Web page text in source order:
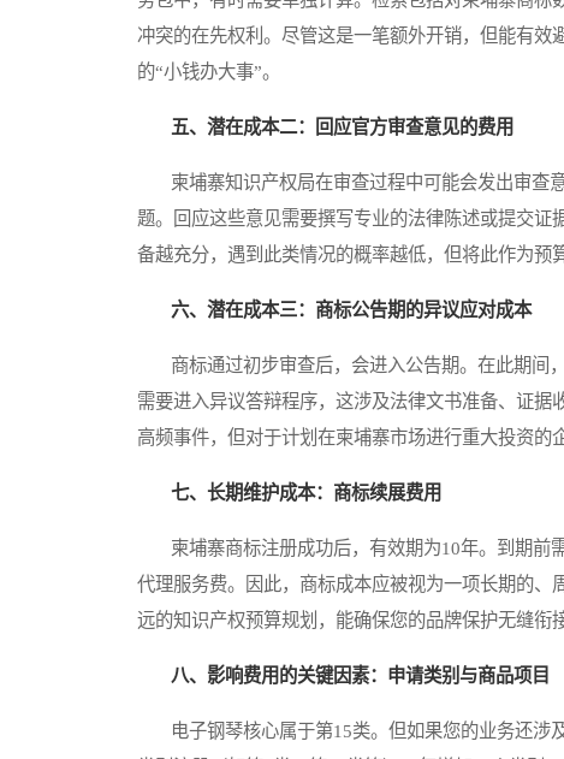
冲突的在先权利。尽管这是一笔额外开销，但能有
的“小钱办大事”。
五、潜在成本二：回应官方审查意见的费用
柬埔寨知识产权局在审查过程中可能会发出审查
题。回应这些意见需要撰写专业的法律陈述或提交
备越充分，遇到此类情况的概率越低，但将此作为预
六、潜在成本三：商标公告期的异议应对成本
商标通过初步审查后，会进入公告期。在此期间
需要进入异议答辩程序，这涉及法律文书准备、证
高频事件，但对于计划在柬埔寨市场进行重大投资的
七、长期维护成本：商标续展费用
柬埔寨商标注册成功后，有效期为10年。到期前
代理服务费。因此，商标成本应被视为一项长期的
远的知识产权预算规划，能确保您的品牌保护无缝衔接
八、影响费用的关键因素：申请类别与商品项目
电子钢琴核心属于第15类。但如果您的业务还涉